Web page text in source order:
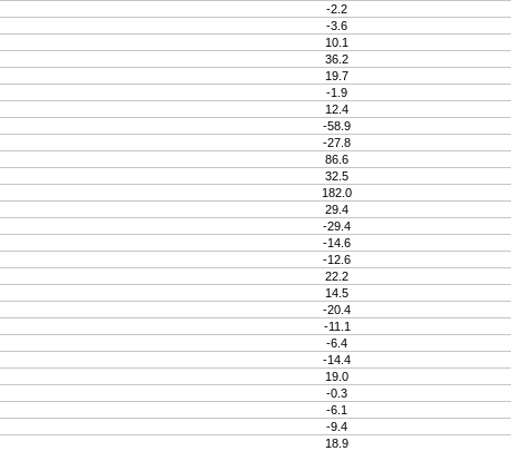
-2.2
-3.6
10.1
36.2
19.7
-1.9
12.4
-58.9
-27.8
86.6
32.5
182.0
29.4
-29.4
-14.6
-12.6
22.2
14.5
-20.4
-11.1
-6.4
-14.4
19.0
-0.3
-6.1
-9.4
18.9